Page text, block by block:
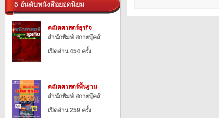
5 อันดับหนังสือยอดนิยม
คณิตศาสตร์ธุรกิจ
สำนักพิมพ์ สกายบุ๊คส์
เปิดอ่าน 454 ครั้ง
คณิตศาสตร์พื้นฐาน
สำนักพิมพ์ สกายบุ๊คส์
เปิดอ่าน 259 ครั้ง